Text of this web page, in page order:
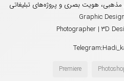
Photographer | 3D
Premiere